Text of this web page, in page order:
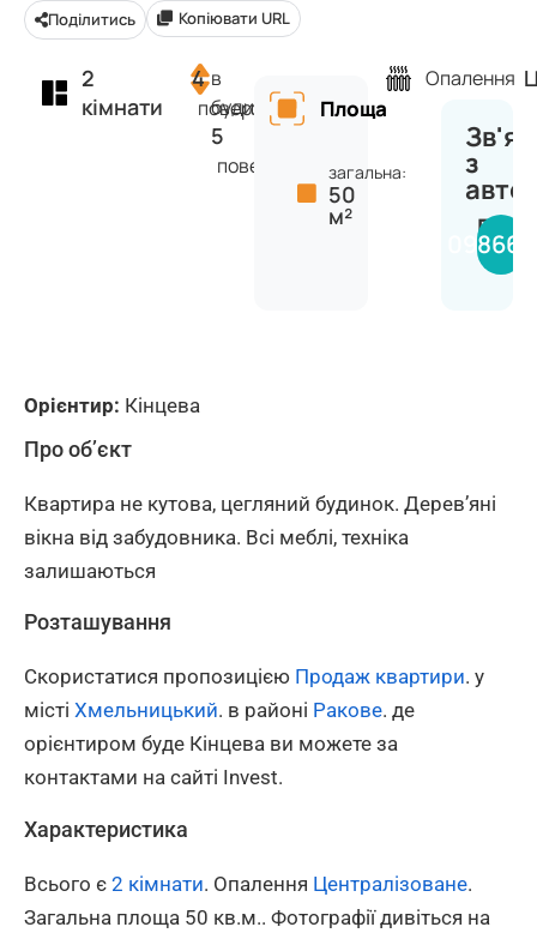
Поділитись Копіювати URL
2
кімнати
4
поверх
в
будинку
5
поверхів
Площа
загальна:
50
м²
Опалення
з
Орієнтир: Кінцева
Про об’єкт
Квартира не кутова, цегляний будинок. Деревʼяні
вікна від забудовника. Всі меблі, техніка
залишаються
Розташування
Скористатися пропозицією Продаж квартири. у
місті Хмельницький. в районі Ракове. де
орієнтиром буде Кінцева ви можете за
контактами на сайті Invest.
Характеристика
Всього є 2 кімнати. Опалення Централізоване.
Загальна площа 50 кв.м.. Фотографії дивіться на